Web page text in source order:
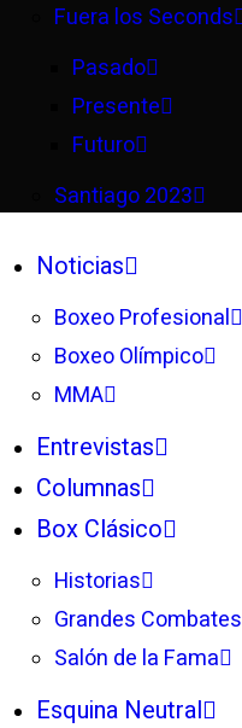
Fuera los Seconds
Pasado
Presente
Futuro
Santiago 2023
Noticias
Boxeo Profesional
Boxeo Olímpico
MMA
Entrevistas
Columnas
Box Clásico
Historias
Grandes Combates
Salón de la Fama
Esquina Neutral